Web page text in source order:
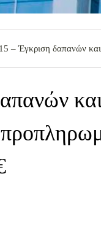
– Έγκριση δαπανών